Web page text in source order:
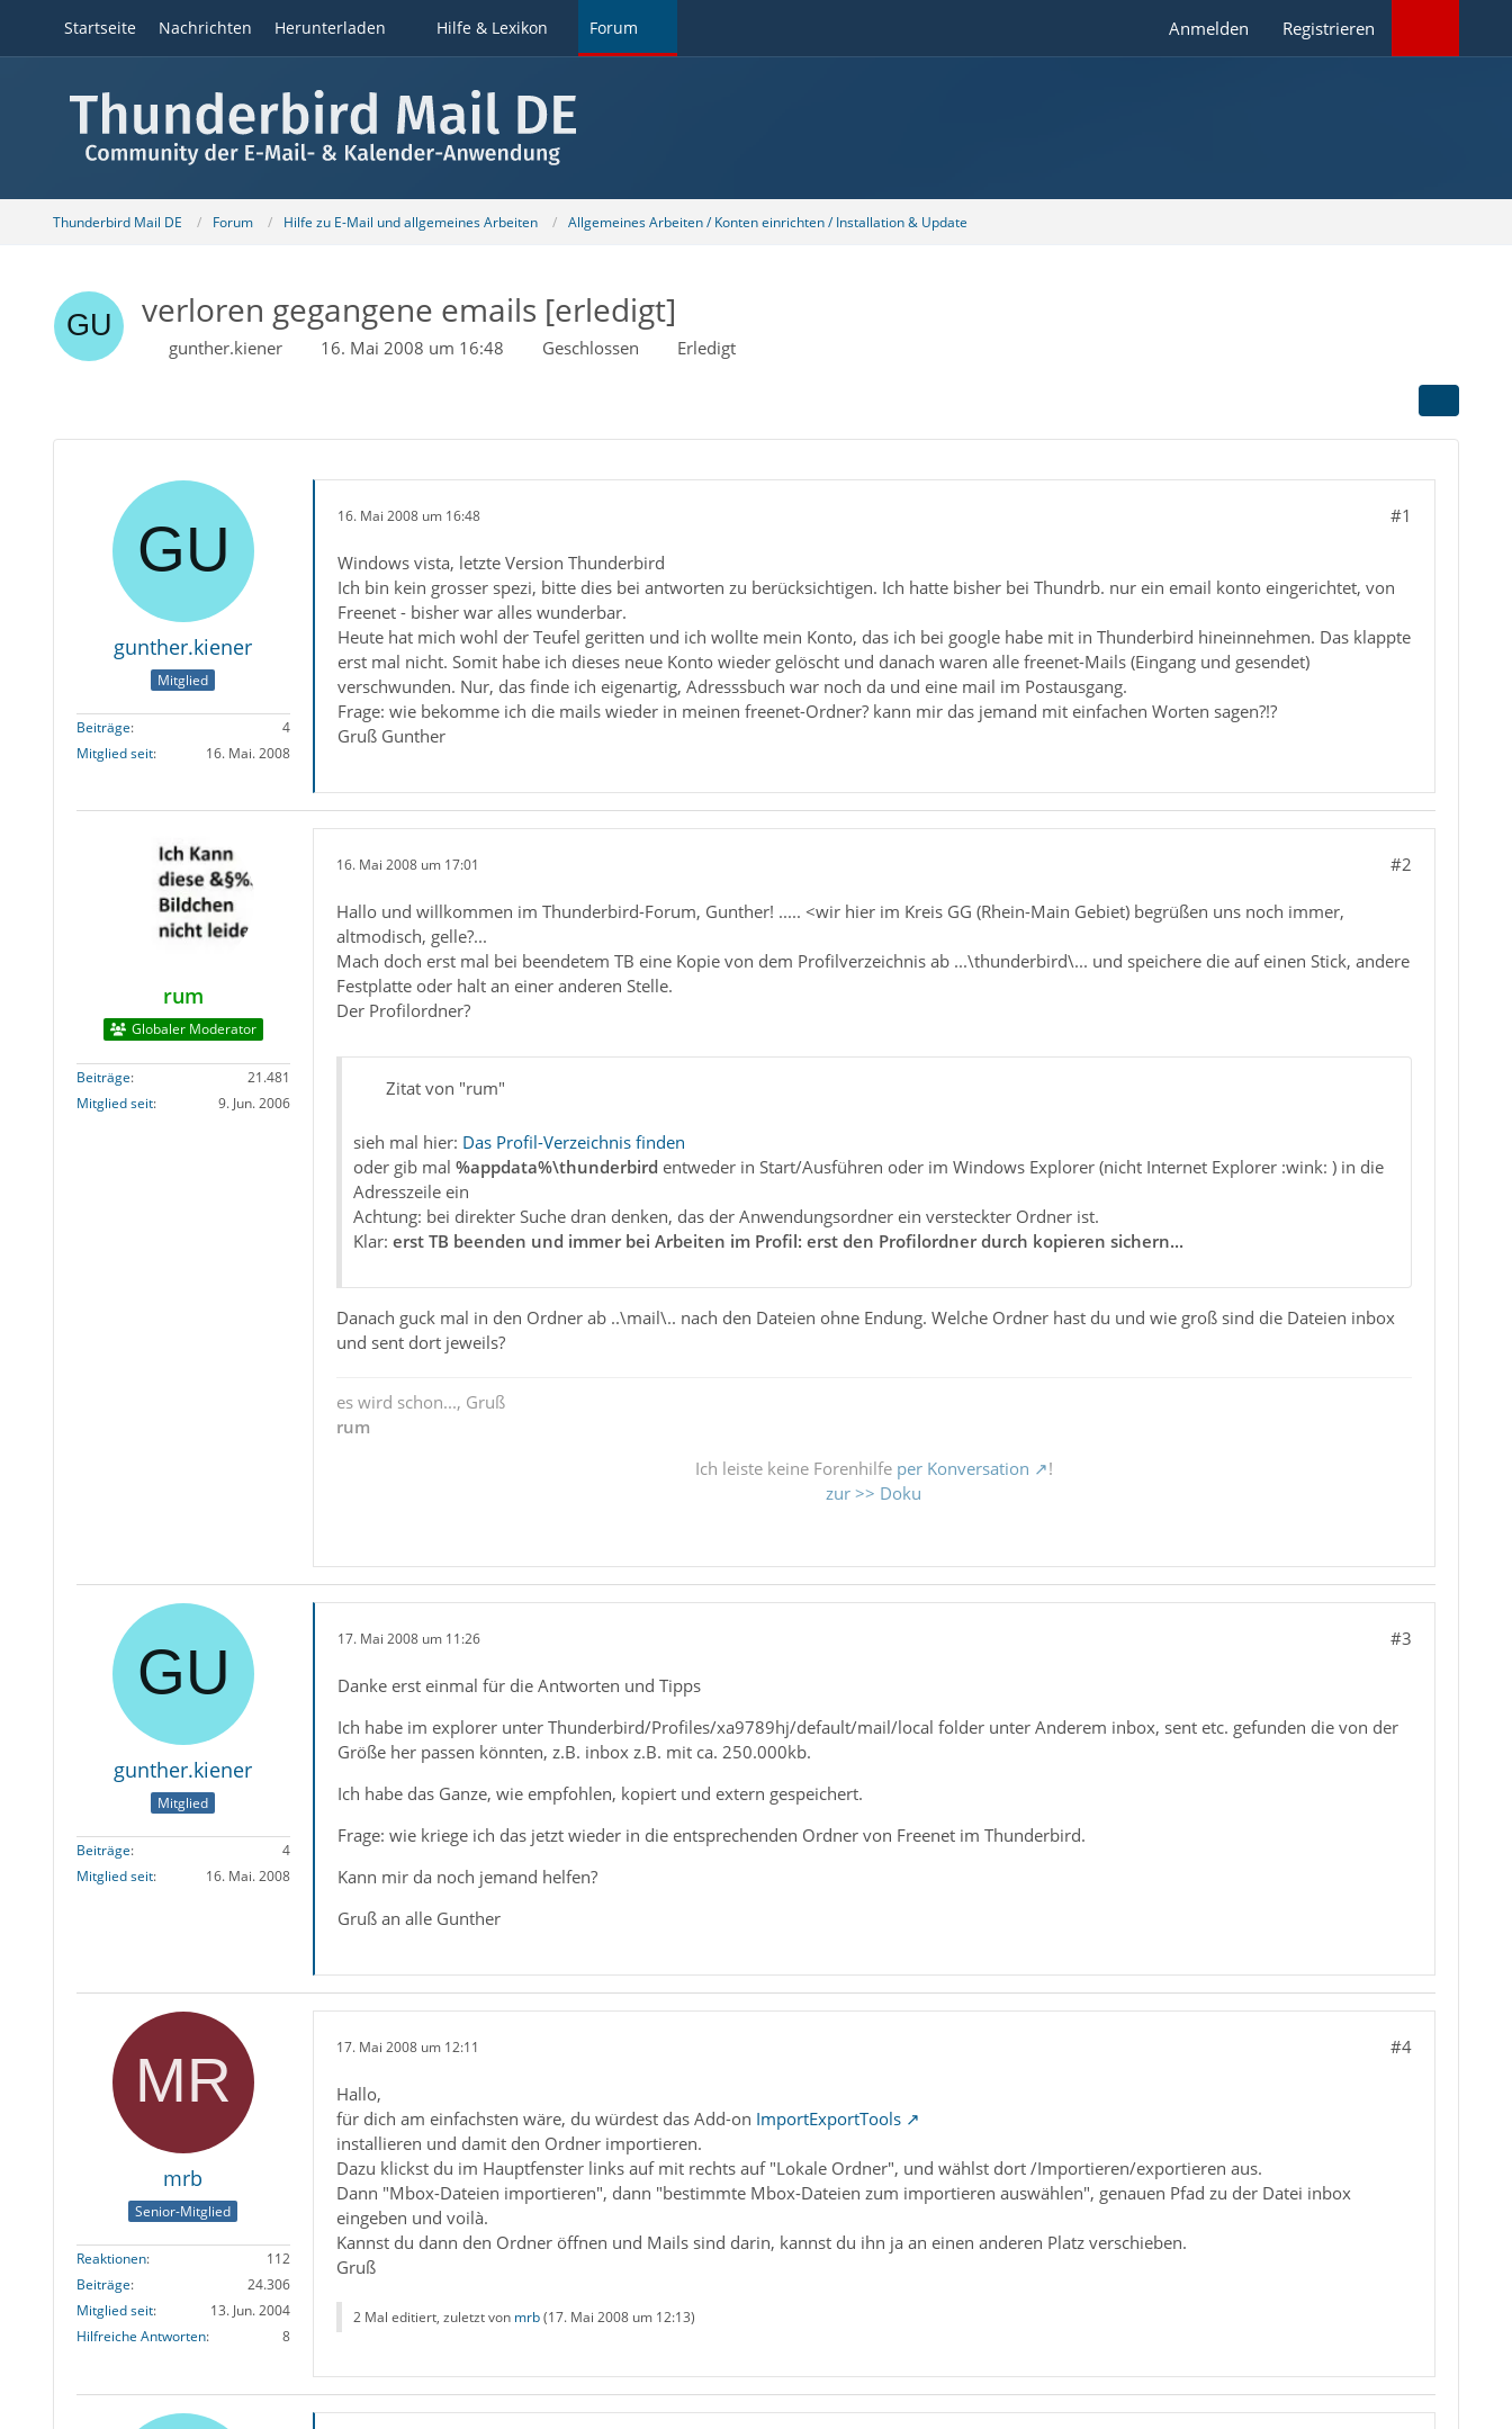
Startseite Nachrichten Herunterladen Hilfe & Lexikon Forum Anmelden Registrieren
Thunderbird Mail DE Forum Hilfe zu E-Mail und allgemeines Arbeiten Allgemeines Arbeiten / Konten einrichten / Installation & Update
verloren gegangene emails [erledigt]
gunther.kiener 16. Mai 2008 um 16:48 Geschlossen Erledigt
gunther.kiener
Mitglied
Beiträge
4
Mitglied seit
16. Mai. 2008
16. Mai 2008 um 16:48 #1
Windows vista, letzte Version Thunderbird
Ich bin kein grosser spezi, bitte dies bei antworten zu berücksichtigen. Ich hatte bisher bei Thundrb. nur ein email konto eingerichtet, von
Freenet - bisher war alles wunderbar.
Heute hat mich wohl der Teufel geritten und ich wollte mein Konto, das ich bei google habe mit in Thunderbird hineinnehmen. Das klappte
erst mal nicht. Somit habe ich dieses neue Konto wieder gelöscht und danach waren alle freenet-Mails (Eingang und gesendet)
verschwunden. Nur, das finde ich eigenartig, Adresssbuch war noch da und eine mail im Postausgang.
Frage: wie bekomme ich die mails wieder in meinen freenet-Ordner? kann mir das jemand mit einfachen Worten sagen?!?
Gruß Gunther
rum
Globaler Moderator
Beiträge
21.481
Mitglied seit
9. Jun. 2006
16. Mai 2008 um 17:01 #2
Hallo und willkommen im Thunderbird-Forum, Gunther! ..... <wir hier im Kreis GG (Rhein-Main Gebiet) begrüßen uns noch immer,
altmodisch, gelle?...
Mach doch erst mal bei beendetem TB eine Kopie von dem Profilverzeichnis ab ...\thunderbird\... und speichere die auf einen Stick, andere
Festplatte oder halt an einer anderen Stelle.
Der Profilordner?
Zitat von "rum"
sieh mal hier: Das Profil-Verzeichnis finden
oder gib mal %appdata%\thunderbird entweder in Start/Ausführen oder im Windows Explorer (nicht Internet Explorer :wink: ) in die
Adresszeile ein
Achtung: bei direkter Suche dran denken, das der Anwendungsordner ein versteckter Ordner ist.
Klar: erst TB beenden und immer bei Arbeiten im Profil: erst den Profilordner durch kopieren sichern...
Danach guck mal in den Ordner ab ..\mail\.. nach den Dateien ohne Endung. Welche Ordner hast du und wie groß sind die Dateien inbox
und sent dort jeweils?
es wird schon..., Gruß
rum
Ich leiste keine Forenhilfe per Konversation
!
zur >> Doku
gunther.kiener
Mitglied
Beiträge
4
Mitglied seit
16. Mai. 2008
17. Mai 2008 um 11:26 #3
Danke erst einmal für die Antworten und Tipps
Ich habe im explorer unter Thunderbird/Profiles/xa9789hj/default/mail/local folder unter Anderem inbox, sent etc. gefunden die von der
Größe her passen könnten, z.B. inbox z.B. mit ca. 250.000kb.
Ich habe das Ganze, wie empfohlen, kopiert und extern gespeichert.
Frage: wie kriege ich das jetzt wieder in die entsprechenden Ordner von Freenet im Thunderbird.
Kann mir da noch jemand helfen?
Gruß an alle Gunther
mrb
Senior-Mitglied
Reaktionen
112
Beiträge
24.306
Mitglied seit
13. Jun. 2004
Hilfreiche Antworten
8
17. Mai 2008 um 12:11 #4
Hallo,
für dich am einfachsten wäre, du würdest das Add-on ImportExportTools
installieren und damit den Ordner importieren.
Dazu klickst du im Hauptfenster links auf mit rechts auf "Lokale Ordner", und wählst dort /Importieren/exportieren aus.
Dann "Mbox-Dateien importieren", dann "bestimmte Mbox-Dateien zum importieren auswählen", genauen Pfad zu der Datei inbox
eingeben und voilà.
Kannst du dann den Ordner öffnen und Mails sind darin, kannst du ihn ja an einen anderen Platz verschieben.
Gruß
2 Mal editiert, zuletzt von mrb(17. Mai 2008 um 12:13)